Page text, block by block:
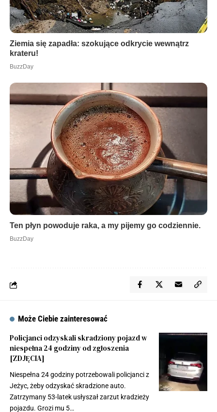
Może Ciebie zainteresować
Policjanci odzyskali skradziony pojazd w
niespełna 24 godziny od zgłoszenia
[ZDJĘCIA]
Niespełna 24 godziny potrzebowali policjanci z
Jeżyc, żeby odzyskać skradzione auto.
Zatrzymany 53-latek usłyszał zarzut kradzieży
pojazdu. Grozi mu 5…